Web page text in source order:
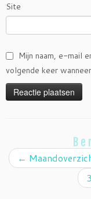
Site
Mijn naam, e-mail
volgende keer
←